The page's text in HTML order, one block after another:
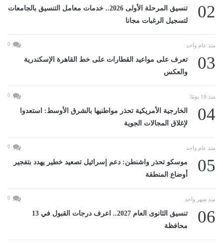
02
تنسيق المرحلة الأولى 2026.. خدمات معامل التنسيق بالجامعات
لتسجيل الرغبات مجانا
منذ عام واحد 0
03
تعرف على مواعيد القطارات على خط القاهرة الإسكندرية
والعكس
منذ 18 يومًا 0
04
الخارجية الأمريكية تحذر مواطنيها بالشرق الأوسط: استعدوا
لإغلاق المجالات الجوية
منذ عام واحد 0
05
موسكو تحذر واشنطن: دعم إسرائيل تصعيد خطير يهدد بتفجير
أوضاع المنطقة
منذ شهر واحد 0
06
تنسيق الثانوى العام 2027.. اعرف درجات القبول في 13
محافظة